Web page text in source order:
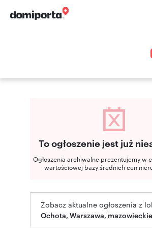
To ogłoszenie jest już
Ogłoszenia archiwalne prezentujemy w
wartościowej bazy średnich cen
Zobacz aktualne ogłoszenia z
Ochota, Warszawa, mazowieckie